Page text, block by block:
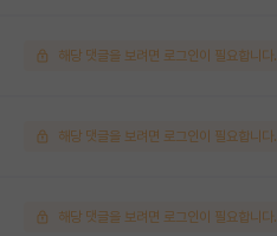
해당 댓글을 보려면 로그인이 필요합니다.
해당 댓글을 보려면 로그인이 필요합니다.
해당 댓글을 보려면 로그인이 필요합니다.